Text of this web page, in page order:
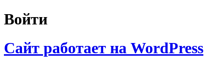
Войти
Сайт работает на WordPress